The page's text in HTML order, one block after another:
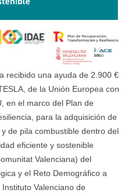
recibido una ayuda de 2.900 €
de la Unión Europea con
en el marco del Plan de
para la adquisición de
de pila combustible dentro del
eficiente y sostenible
Valenciana) del
y el Reto Demográfico a
Valenciano de